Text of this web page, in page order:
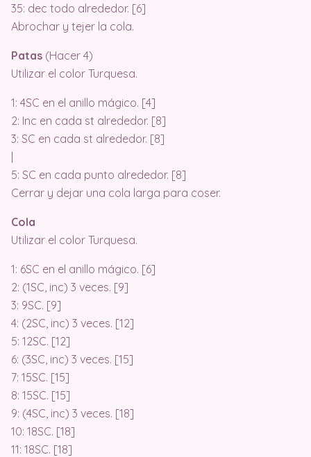
35: dec todo alrededor. [6]
Abrochar y tejer la cola.
Patas (Hacer 4)
Utilizar el color Turquesa.
1: 4SC en el anillo mágico. [4]
2: Inc en cada st alrededor. [8]
3: SC en cada st alrededor. [8]
|
5: SC en cada punto alrededor. [8]
Cerrar y dejar una cola larga para coser.
Cola
Utilizar el color Turquesa.
1: 6SC en el anillo mágico. [6]
2: (1SC, inc) 3 veces. [9]
3: 9SC. [9]
4: (2SC, inc) 3 veces. [12]
5: 12SC. [12]
6: (3SC, inc) 3 veces. [15]
7: 15SC. [15]
8: 15SC. [15]
9: (4SC, inc) 3 veces. [18]
10: 18SC. [18]
11: 18SC. [18]